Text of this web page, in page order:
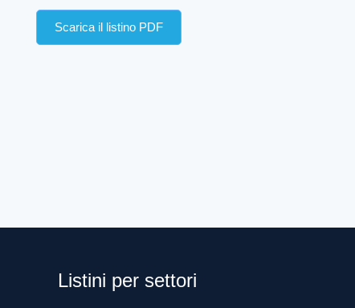
Scarica il listino PDF
Listini per settori